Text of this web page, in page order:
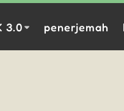
3.0 penerjemah